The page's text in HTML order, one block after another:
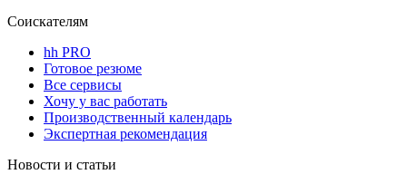
Соискателям
hh PRO
Готовое резюме
Все сервисы
Хочу у вас работать
Производственный календарь
Экспертная рекомендация
Новости и статьи